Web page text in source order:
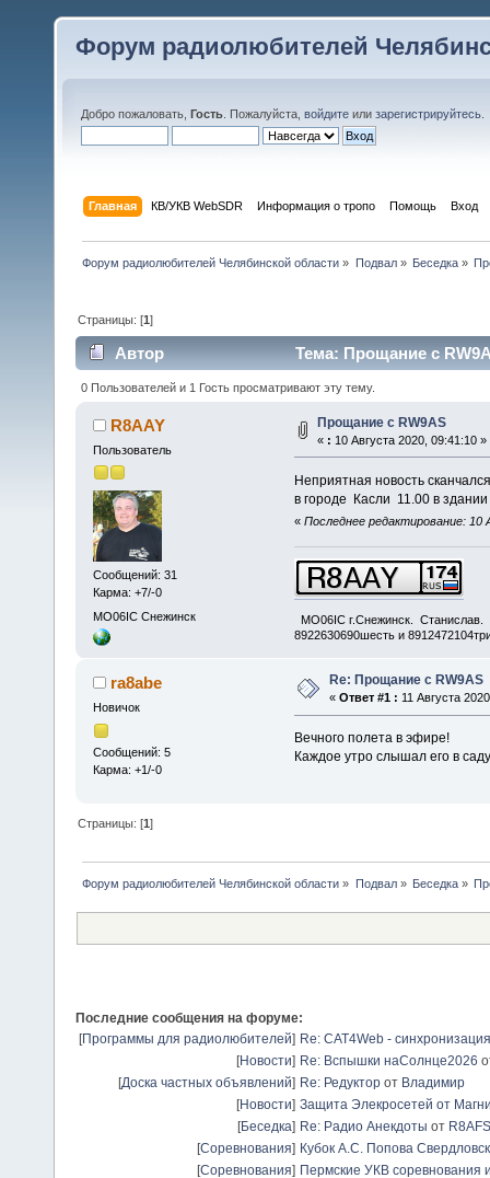
Форум радиолюбителей
Добро пожаловать, Гость . Пожалуйста, войдите или зарегистрируйтесь
Главная КВ/УКВ WebSDR Информация о тропо Помощь Вход
Форум радиолюбителей Челябинской области » Подвал» Беседка»
Страницы: [1]
Автор Тема: Прощание с
0 Пользователей и 1 Гость просматривают эту тему.
R8AAY
Пользователь
Сообщений: 31
Карма: +7/-0
MO06IC Снежинск
Прощание с RW9AS
« : 10 Августа 2020, 09:41:10 »
Неприятная новость
в городе Касли 11.00 в
« Последнее редактирование: 10
MO06IC г.Снежинск. Станислав.
8922630690шесть и
ra8abe
Новичок
Сообщений: 5
Карма: +1/-0
Re: Прощание с RW9AS
« Ответ #1 : 11 Августа
Вечного полета в эфире!
Каждое утро слышал его в
Страницы: [1]
Форум радиолюбителей Челябинской области » Подвал» Беседка»
Последние сообщения на форуме:
[Программы для радиолюбителей] Re: CAT4Web -
[Новости] Re: Вспышки наСолнце2026
[Доска частных объявлений] Re: Редуктор от Владимир
[Новости] Защита Элекросетей от
[Беседка] Re: Радио Анекдоты от R8AFS
[Соревнования] Кубок А.С. Попова
[Соревнования] Пермские УКВ соревнования